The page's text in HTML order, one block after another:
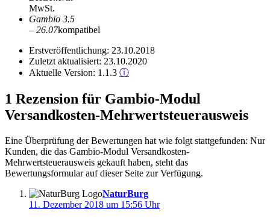
MwSt.
Gambio 3.5
– 26.07kompatibel
Erstveröffentlichung: 23.10.2018
Zuletzt aktualisiert: 23.10.2020
Aktuelle Version: 1.1.3 ⓘ
1 Rezension für Gambio-Modul
Versandkosten-Mehrwertsteuerausweis
Eine Überprüfung der Bewertungen hat wie folgt stattgefunden: Nur
Kunden, die das Gambio-Modul Versandkosten-
Mehrwertsteuerausweis gekauft haben, steht das
Bewertungsformular auf dieser Seite zur Verfügung.
NaturBurg
11. Dezember 2018 um 15:56 Uhr